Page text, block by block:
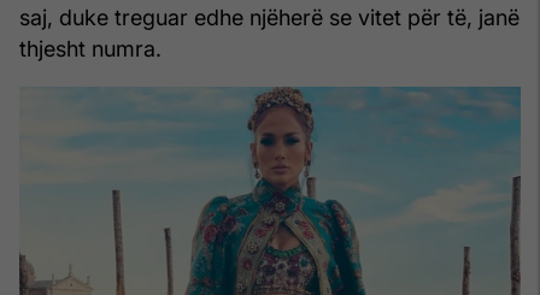
saj, duke treguar edhe njëherë se vitet për të, janë
thjesht numra.